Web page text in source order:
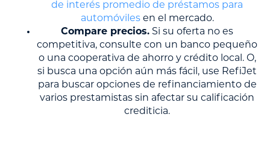
de interés promedio de préstamos para
automóvilesen el mercado.
Compare precios. Si su oferta no es
competitiva, consulte con un banco pequeño
o una cooperativa de ahorro y crédito local. O,
si busca una opción aún más fácil, use RefiJet
para buscar opciones de refinanciamiento de
varios prestamistas sin afectar su calificación
crediticia.